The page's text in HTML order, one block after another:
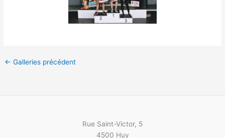
← Galleries précédent
Rue Saint-Victor, 5
4500 Huy